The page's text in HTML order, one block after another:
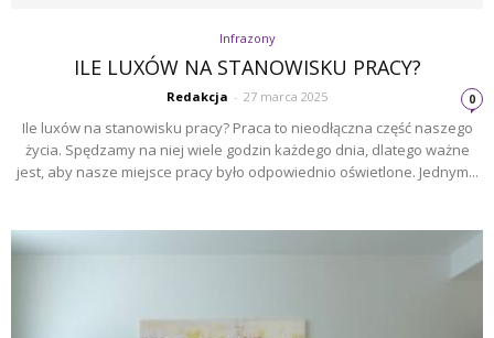
Infrazony
ILE LUXÓW NA STANOWISKU PRACY?
Redakcja - 27 marca 2025 0
Ile luxów na stanowisku pracy? Praca to nieodłączna część naszego
życia. Spędzamy na niej wiele godzin każdego dnia, dlatego ważne
jest, aby nasze miejsce pracy było odpowiednio oświetlone. Jednym...